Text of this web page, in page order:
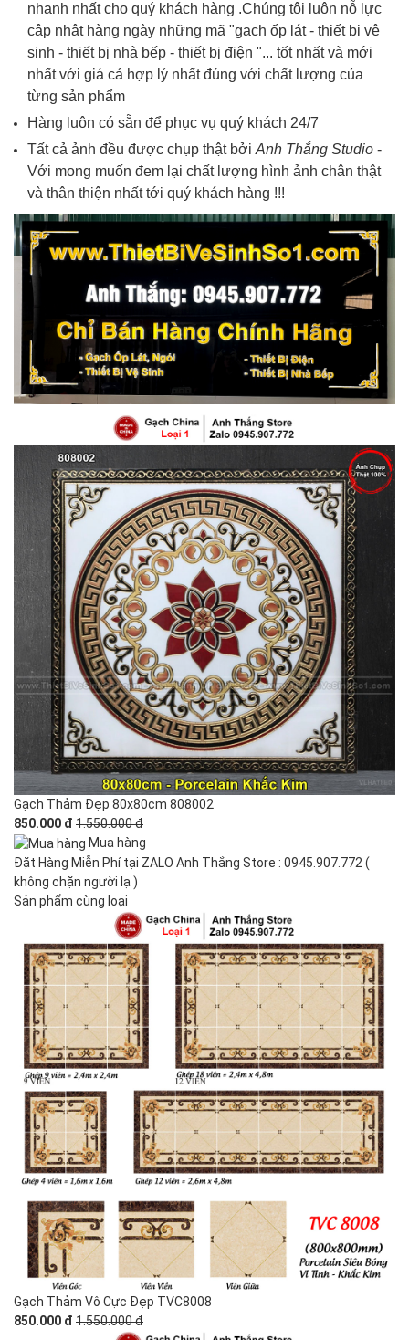
nhanh nhất cho quý khách hàng .Chúng tôi luôn nỗ lực
cập nhật hàng ngày những mã "gạch ốp lát - thiết bị vệ
sinh - thiết bị nhà bếp - thiết bị điện "... tốt nhất và mới
nhất với giá cả hợp lý nhất đúng với chất lượng của
từng sản phẩm
Hàng luôn có sẵn để phục vụ quý khách 24/7
Tất cả ảnh đều được chụp thật bởi Anh Thắng Studio -
Với mong muốn đem lại chất lượng hình ảnh chân thật
và thân thiện nhất tới quý khách hàng !!!
Gạch Thảm Đẹp 80x80cm 808002
850.000 đ 1.550.000 đ
Mua hàng
Đặt Hàng Miễn Phí tại ZALO Anh Thắng Store : 0945.907.772 (
không chặn người lạ )
Sản phẩm cùng loại
Gạch Thảm Vô Cực Đẹp TVC8008
850.000 đ 1.550.000 đ